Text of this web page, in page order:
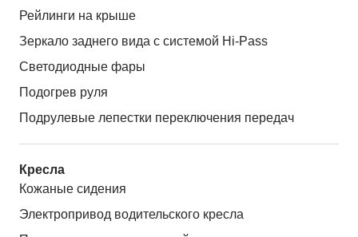
Рейлинги на крыше
Зеркало заднего вида с системой Hi-Pass
Светодиодные фары
Подогрев руля
Подрулевые лепестки переключения передач
Кресла
Кожаные сидения
Электропривод водительского кресла